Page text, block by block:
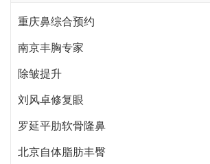
重庆鼻综合预约
南京丰胸专家
除皱提升
刘风卓修复眼
罗延平肋软骨隆鼻
北京自体脂肪丰臀